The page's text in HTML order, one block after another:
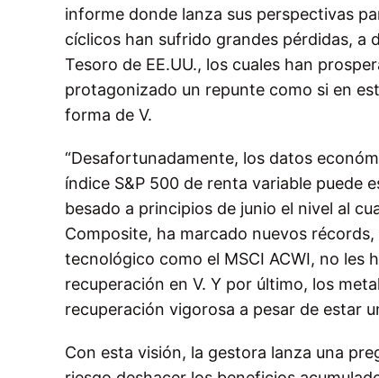
informe donde lanza sus perspectivas
cíclicos han sufrido grandes pérdidas, a
Tesoro de EE.UU., los cuales han
protagonizado un repunte como si en
forma de V.
“Desafortunadamente, los datos
índice S&P 500 de renta variable puede
besado a principios de junio el nivel al
Composite, ha marcado nuevos
tecnológico como el MSCI ACWI, no les
recuperación en V. Y por último, los
recuperación vigorosa a pesar de estar
Con esta visión, la gestora lanza una